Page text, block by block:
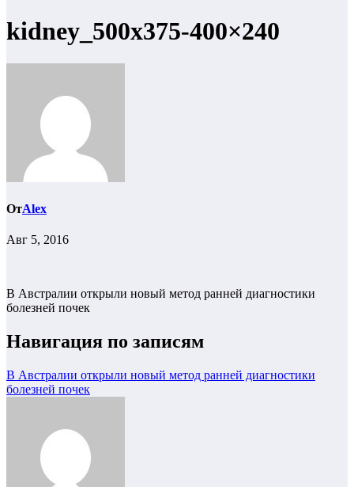
kidney_500x375-400×240
ОтAlex
Авг 5, 2016
В Австралии открыли новый метод ранней диагностики
болезней почек
Навигация по записям
В Австралии открыли новый метод ранней диагностики
болезней почек